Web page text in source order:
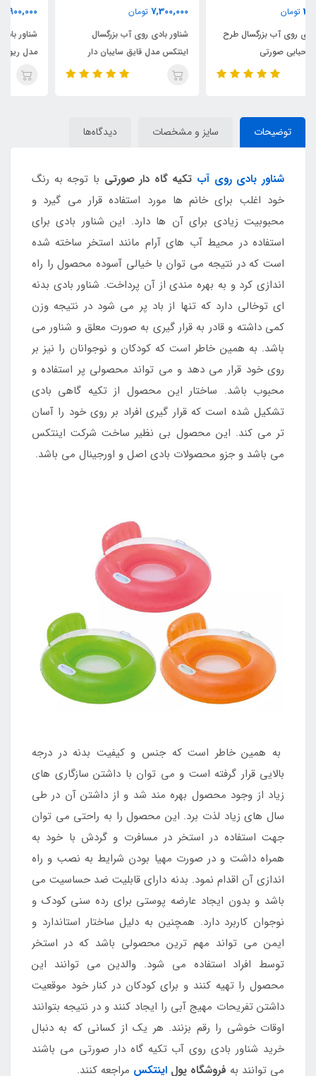
7,300,000
شناور بادی روی آب بزرگسال
اینتکس مدل قایق سایبان دار
8,900,000
شناور بادی روی آب تکنفره اینتکس
مدل ریور ران پرو
توضیحات سایز و مشخصات دیدگاه‌ها
شناور بادی روی آب تکیه گاه دار صورتی با توجه به رنگ
خود اغلب برای خانم ها مورد استفاده قرار می گیرد و
محبوبیت زیادی برای آن ها دارد. این شناور بادی برای
استفاده در محیط آب های آرام مانند استخر ساخته شده
است که در نتیجه می توان با خیالی آسوده محصول را راه
اندازی کرد و به بهره مندی از آن پرداخت. شناور بادی بدنه
ای توخالی دارد که تنها از باد پر می شود در نتیجه وزن
کمی داشته و قادر به قرار گیری به صورت معلق و شناور می
باشد. به همین خاطر است که کودکان و نوجوانان را نیز بر
روی خود قرار می دهد و می تواند محصولی پر استفاده و
محبوب باشد. ساختار این محصول از تکیه گاهی بادی
تشکیل شده است که قرار گیری افراد بر روی خود را آسان
تر می کند. این محصول بی نظیر ساخت شرکت اینتکس
می باشد و جزو محصولات بادی اصل و اورجینال می باشد.
به همین خاطر است که جنس و کیفیت بدنه در درجه
بالایی قرار گرفته است و می توان با داشتن سازگاری های
زیاد از وجود محصول بهره مند شد و از داشتن آن در طی
سال های زیاد لذت برد. این محصول را به راحتی می توان
جهت استفاده در استخر در مسافرت و گردش با خود به
همراه داشت و در صورت مهیا بودن شرایط به نصب و راه
اندازی آن اقدام نمود. بدنه دارای قابلیت ضد حساسیت می
باشد و بدون ایجاد عارضه پوستی برای رده سنی کودک و
نوجوان کاربرد دارد. همچنین به دلیل ساختار استاندارد و
ایمن می تواند مهم ترین محصولی باشد که در استخر
توسط افراد استفاده می شود. والدین می توانند این
محصول را تهیه کنند و برای کودکان در کنار خود موقعیت
داشتن تفریحات مهیج آبی را ایجاد کنند و در نتیجه بتوانند
اوقات خوشی را رقم بزنند. هر یک از کسانی که به دنبال
خرید شناور بادی روی آب تکیه گاه دار صورتی می باشند
می توانند به فروشگاه پول اینتکس مراجعه کنند.